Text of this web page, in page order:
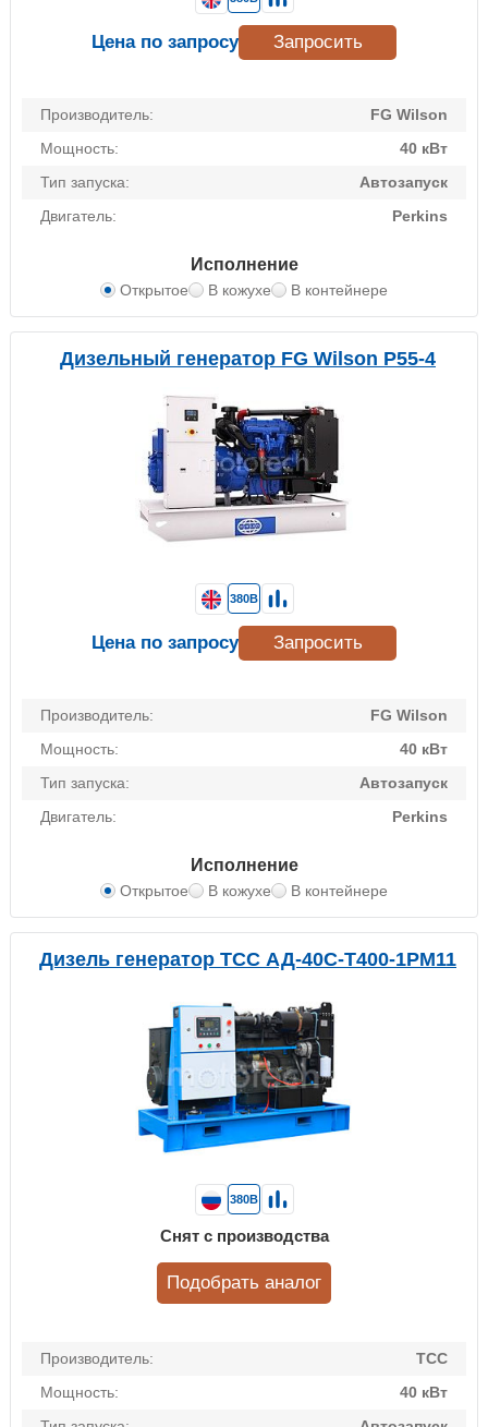
Производитель:
FG Wilson
Мощность:
40 кВт
Тип запуска:
Автозапуск
Двигатель:
Perkins
Исполнение
Открытое В кожухе В контейнере
Цена по запросу Запросить
Дизельный генератор FG Wilson P55-4
Производитель:
FG Wilson
Мощность:
40 кВт
Тип запуска:
Автозапуск
Двигатель:
Perkins
Исполнение
Открытое В кожухе В контейнере
380В
Цена по запросу Запросить
Дизель генератор ТСС АД-40С-Т400-1РМ11
Производитель:
ТСС
Мощность:
40 кВт
380В
Снят с производства
Подобрать аналог